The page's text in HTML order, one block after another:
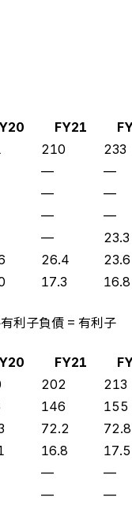
FY21
210 233
— —
— —
— —
— 23.3
26.4 23.6
17.3 16.8
有利子負債 = 有利子
FY21
202 213
146 155
72.2 72.8
16.8 17.5
— —
— —